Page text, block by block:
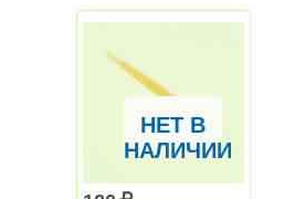
НЕТ В
НАЛИЧИИ